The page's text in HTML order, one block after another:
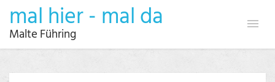
mal hier - mal da
Malte Führing